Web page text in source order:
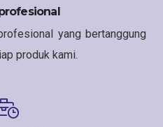
yang bertanggung
produk kami.